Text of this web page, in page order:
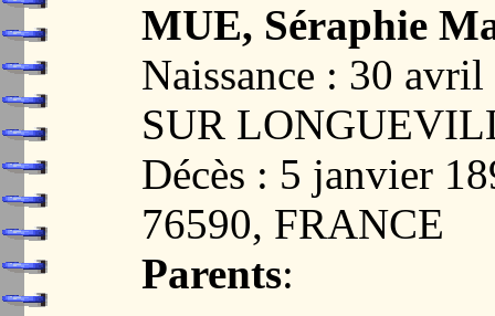
MUE, Séraphie
Naissance : 30
SUR
Décès : 5 janvier
76590, FRANCE
Parents: